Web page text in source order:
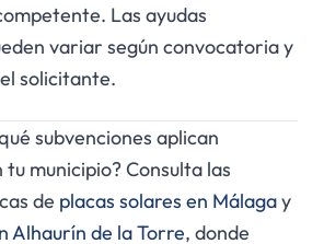
Las ayudas
variar según convocatoria y
solicitante.
subvenciones aplican
municipio? Consulta las
de placas solares en Málagay
Alhaurín de la Torre, donde